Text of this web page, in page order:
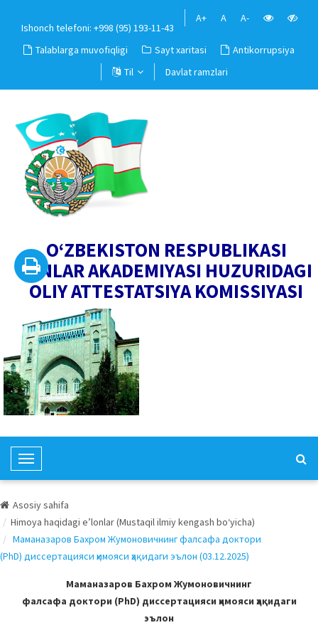
Ishonch telefoni: +998 (95) 193-11-43
A+ A A-
Talablarga muvofiqligi Sayt xaritasi
Antikorrupsiya
Til
Davlat ramzlari
O‘ZBEKISTON RESPUBLIKASI
FANLAR AKADEMIYASI HUZURIDAGI
OLIY ATTESTATSIYA KOMISSIYASI
T
o
g
e
N
v
Asosiy sahifa
Himoya haqidagi e’lonlar (Mustaqil ilmiy kengash bo‘yicha)
Маманазаров Бахром Жумоновичнинг фалсафа доктори
(PhD) диссертацияси ҳимояси ҳақидаги эълон (03.12.2025)
Маманазаров Бахром Жумоновичнинг
фалсафа доктори (PhD) диссертацияси ҳимояси ҳақидаги
эълон